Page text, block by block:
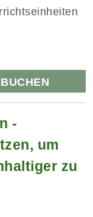
BUCHEN
-
um
zu